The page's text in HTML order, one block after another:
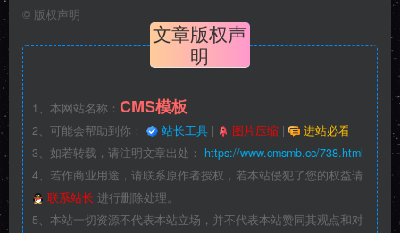
© 版权声明
文章版权声
明
1、本网站名称： CMS模板
2、可能会帮助到你： 站长工具 | 图片压缩 |
进站必看
3、如若转载，请注明文章出处： https://www.cmsmb.cc/738.html
4、若作商业用途，请联系原作者授权，若本站侵犯了您的权益请
联系站长 进行删除处理。
5、本站一切资源不代表本站立场，并不代表本站赞同其观点和对